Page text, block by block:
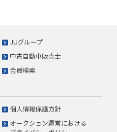
JUグループ
中古自動車販売士
会員検索
個人情報保護方針
オークション運営における